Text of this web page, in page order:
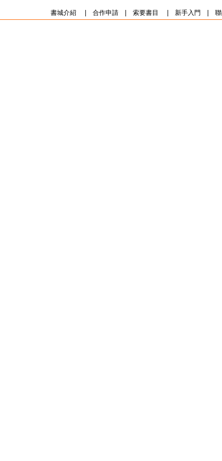
書城介紹 合作申請| 索要書目 新手入門